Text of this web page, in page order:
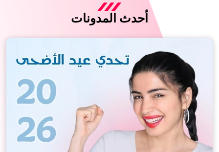
أحدث المدونات